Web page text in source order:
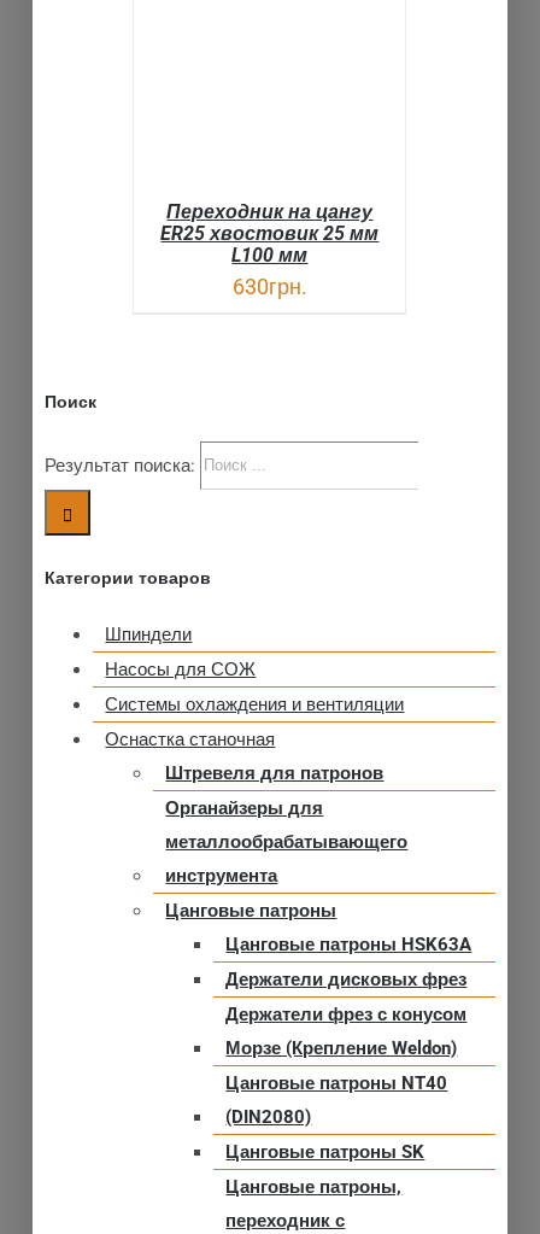
Переходник на цангу
ER25 хвостовик 25 мм
L100 мм
630грн.
Поиск
Результат поиска:
Категории товаров
Шпиндели
Насосы для СОЖ
Системы охлаждения и вентиляции
Оснастка станочная
Штревеля для патронов
Органайзеры для
металлообрабатывающего
инструмента
Цанговые патроны
Цанговые патроны HSK63A
Держатели дисковых фрез
Держатели фрез с конусом
Морзе (Крепление Weldon)
Цанговые патроны NT40
(DIN2080)
Цанговые патроны SK
Цанговые патроны,
переходник с